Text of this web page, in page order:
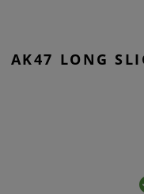
AK47 LONG